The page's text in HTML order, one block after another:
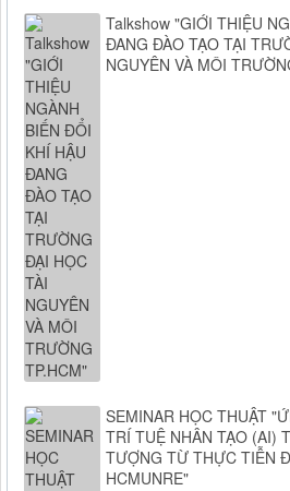
Talkshow "GIỚI THIỆU
ĐANG ĐÀO TẠO TẠI
NGUYÊN VÀ MÔI
SEMINAR HỌC THUẬT
TRÍ TUỆ NHÂN TẠO (AI)
TƯỢNG TỪ THỰC TIỄN
HCMUNRE"